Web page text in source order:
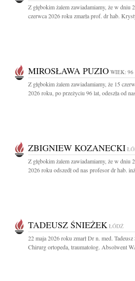
Z głębokim żalem zawiadamiamy, że w dniu
czerwca 2026 roku zmarła prof. dr hab.
MIROSŁAWA PUZIO WIEK: 96
Z głębokim żalem zawiadamiamy, że 15
2026 roku, po przeżyciu 96 lat, odeszła od
ZBIGNIEW KOZANECKI
Z głębokim żalem zawiadamiamy, że w dniu
2026 roku odszedł od nas profesor dr hab.
TADEUSZ ŚNIEŻEK ŁÓDŹ
22 maja 2026 roku zmarł Dr n. med. Tadeusz
Chirurg ortopeda, traumatolog. Absolwent